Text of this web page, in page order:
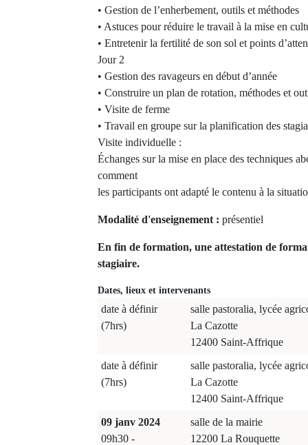
• Gestion de l’enherbement, outils et méthodes
• Astuces pour réduire le travail à la mise en
• Entretenir la fertilité de son sol et points
Jour 2
• Gestion des ravageurs en début d’année
• Construire un plan de rotation, méthodes et
• Visite de ferme
• Travail en groupe sur la planification des
Visite individuelle :
Échanges sur la mise en place des techniques
comment
les participants ont adapté le contenu à la
Modalité d'enseignement : présentiel
En fin de formation, une attestation de
stagiaire.
Dates, lieux et intervenants
date à définir
(7hrs)
salle pastoralia, lycée
La Cazotte
12400 Saint-Affrique
date à définir
(7hrs)
salle pastoralia, lycée
La Cazotte
12400 Saint-Affrique
09 janv 2024
09h30 -
salle de la mairie
12200 La Rouquette